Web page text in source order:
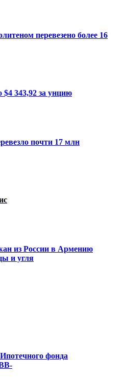
перевезено более 16
343,92 за унцию
почти 17 млн
из России в Армению
и угля
фонда